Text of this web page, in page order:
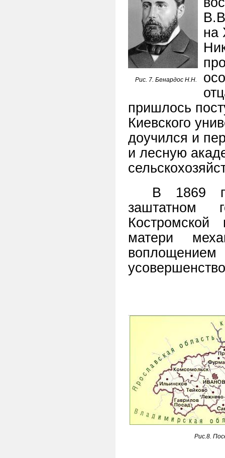
Рис. 7. Бенардос Н.Н.
на
пришлось
Киевского
доучился и
и лесную
В 1869
заштатном
матери
воплощением
Рис.8.